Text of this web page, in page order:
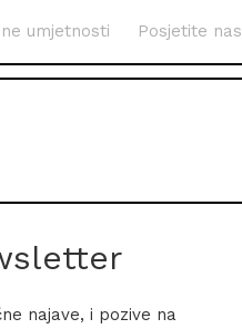
umjetnosti Posjetite nas
najave, i pozive na